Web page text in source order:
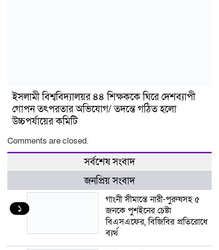
ইসলামী বিশ্ববিদ্যালয়র ৪৪ শিক্ষককে ঘিরে দেশব্যাপী
গোপন তৎপরতার অভিযোগ/ তদন্তে গঠিত হলো
উচ্চপর্যায়ের কমিটি
Comments are closed.
সর্বশেষ সংবাদ
জনপ্রিয় সংবাদ
১
গাংনী সীমান্তে নারী-পুরুষসহ ৫
জনকে পুশইনের চেষ্টা
বিএসএফের, বিজিবির প্রতিরোধে
ব্যর্থ